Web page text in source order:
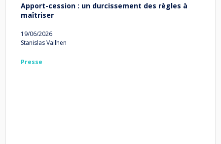
Apport-cession : un durcissement des règles à
maîtriser
19/06/2026
Stanislas Vailhen
Presse